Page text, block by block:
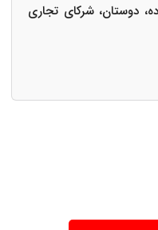
دوستان، شرکای تجاری